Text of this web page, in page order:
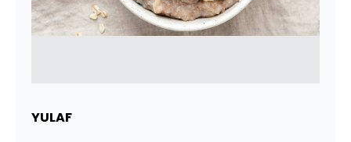
YULAF